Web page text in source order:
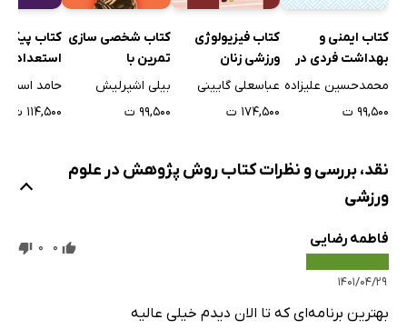
کتاب ایمنی و
بهداشت فردی در
ورزش
محمدحسین علیزاده
۹۹,۵۰۰ ت
کتاب فیزیولوژی
ورزشی زنان
عباسعلی گایینی
۱۷۴,۵۰۰ ت
کتاب شخصی سازی
تمرین با
تکنولوژی‌های
ورزشکاران
بیلی اشپرلیش
۹۹,۵۰۰ ت
کتاب
حامد
۱۱۴,۵۰۰ ت
نقد، بررسی و نظرات کتاب روش پژوهش در علوم
ورزشی
فاطمه رضایی
۱۴۰۱/۰۴/۲۹
0
0
بهترین برنامه‌ای که تا الان دیدم خیلی عالیه